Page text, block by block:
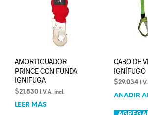
AMORTIGUADOR
PRINCE CON FUNDA
IGNÍFUGA
$21.830 I.V.A. incl.
LEER MÁS
CABO DE
IGNÍFUGO
$29.034
AÑADIR